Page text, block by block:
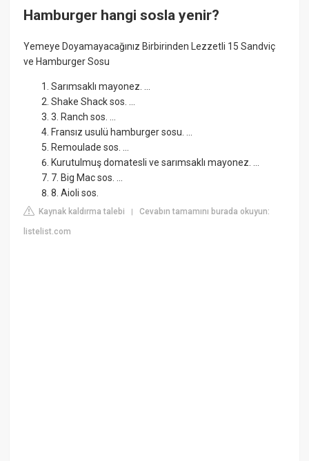
Hamburger hangi sosla yenir?
Yemeye Doyamayacağınız Birbirinden Lezzetli 15 Sandviç
ve Hamburger Sosu
Sarımsaklı mayonez. ...
Shake Shack sos. ...
3. Ranch sos. ...
Fransız usulü hamburger sosu. ...
Remoulade sos. ...
Kurutulmuş domatesli ve sarımsaklı mayonez. ...
7. Big Mac sos. ...
8. Aioli sos.
Kaynak kaldırma talebi |Cevabın tamamını burada okuyun:
listelist.com